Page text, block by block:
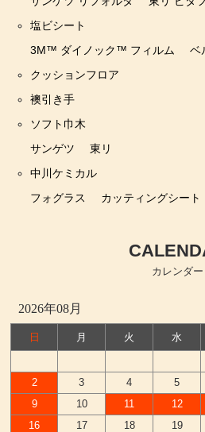
塩ビシート
3M™ ダイノック™ フィルム
ベ
クッションフロア
襖引き手
ソフト巾木
サンゲツ
東リ
中川ケミカル
フォグラス
カッティングシート
カレンダー
2026年08月
日 月 火 水
2
3 4 5
9
10 11 12
16
17 18 19